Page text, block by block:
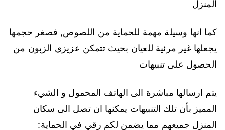
المنزل
كما انها وسيلة مهمة للحماية من اللصوص, فصغر حجمها
يجعلها غير مرئية للعيان بحيث تتمكن عزيزي الزبون من
الحصول على تنبيهات
يتم ارسالها مباشرة الى الهاتف المحمول و الشيء
المميز بأن تلك التنبيهات يمكنها ان تصل الى سكان
المنزل جميعهم مما يضمن لكم رقي في الحماية: